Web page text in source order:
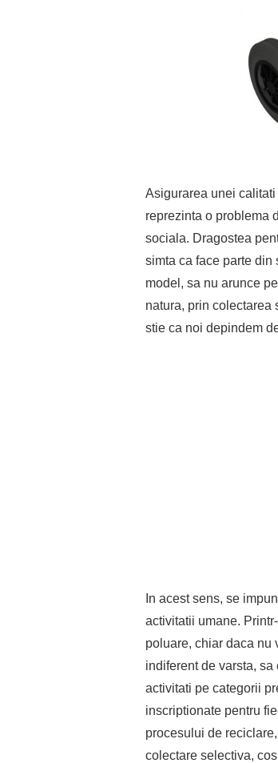
Asigurarea unei
reprezinta o problema
sociala. Dragostea
simta ca face parte din
model, sa nu arunce
natura, prin colectarea
stie ca noi depindem
In acest sens, se
activitatii umane.
poluare, chiar daca nu
indiferent de varsta,
activitati pe categorii
inscriptionate pentru
procesului de
colectare selectiva,